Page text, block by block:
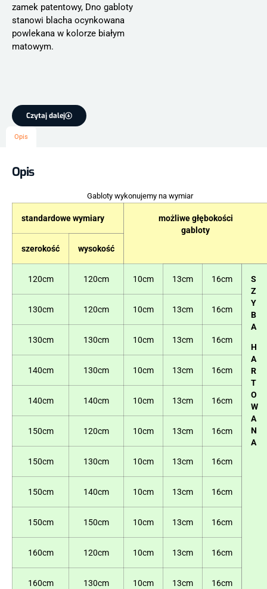
zamek patentowy, Dno gabloty
stanowi blacha ocynkowana
powlekana w kolorze białym
matowym.
Czytaj dalej
Opis
Opis
Gabloty wykonujemy na wymiar
standardowe wymiary
możliwe głębokości
gabloty
szerokość
wysokość
120cm 120cm 10cm 13cm 16cm
S
Z
Y
B
A
H
A
R
T
O
W
A
N
A
130cm 120cm 10cm 13cm 16cm
130cm 130cm 10cm 13cm 16cm
140cm 130cm 10cm 13cm 16cm
140cm 140cm 10cm 13cm 16cm
150cm 120cm 10cm 13cm 16cm
150cm 130cm 10cm 13cm 16cm
150cm 140cm 10cm 13cm 16cm
150cm 150cm 10cm 13cm 16cm
160cm 120cm 10cm 13cm 16cm
160cm 130cm 10cm 13cm 16cm